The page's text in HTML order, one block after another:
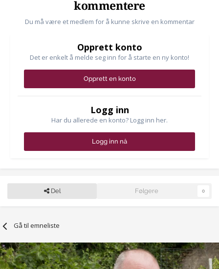
kommentere
Du må være et medlem for å kunne skrive en kommentar
Opprett konto
Det er enkelt å melde seg inn for å starte en ny konto!
Opprett en konto
Logg inn
Har du allerede en konto? Logg inn her.
Logg inn nå
Del Følgere 0
Gå til emneliste